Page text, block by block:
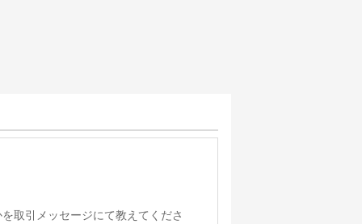
取引メッセージにて教えてくださ